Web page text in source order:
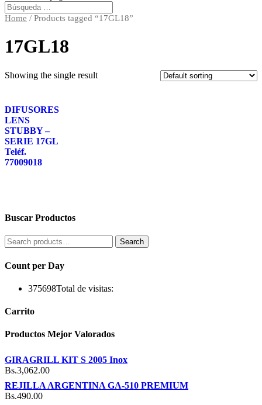
Home / Products tagged “17GL18”
17GL18
Showing the single result
DIFUSORES
LENS
STUBBY –
SERIE 17GL
Teléf.
77009018
Buscar Productos
Search
for:
Search
Count per Day
375698Total de visitas:
Carrito
Productos Mejor Valorados
GIRAGRILL KIT S 2005 Inox
Bs.3,062.00
REJILLA ARGENTINA GA-510 PREMIUM
Bs.490.00